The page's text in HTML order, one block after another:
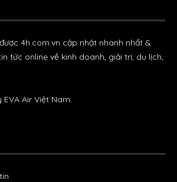
4h.com.vn cập nhật nhanh nhất &
tức online về kinh doanh, giải trí, du lịch,
EVA Air Việt Nam.